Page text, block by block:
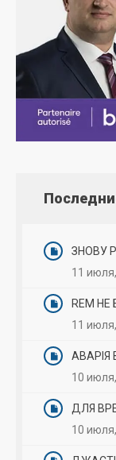
ЗНОВУ
11
REM
11
10
ДЛЯ
10